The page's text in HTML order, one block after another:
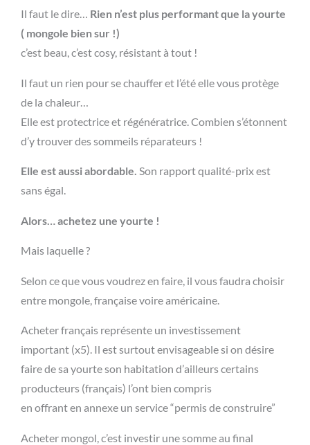
Il faut le dire… Rien n’est plus performant que la yourte
( mongole bien sur !)
c’est beau, c’est cosy, résistant à tout !
Il faut un rien pour se chauffer et l’été elle vous protège
de la chaleur…
Elle est protectrice et régénératrice. Combien s’étonnent
d’y trouver des sommeils réparateurs !
Elle est aussi abordable. Son rapport qualité-prix est
sans égal.
Alors… achetez une yourte !
Mais laquelle ?
Selon ce que vous voudrez en faire, il vous faudra choisir
entre mongole, française voire américaine.
Acheter français représente un investissement
important (x5). Il est surtout envisageable si on désire
faire de sa yourte son habitation d’ailleurs certains
producteurs (français) l’ont bien compris
en offrant en annexe un service “permis de construire”
Acheter mongol, c’est investir une somme au final